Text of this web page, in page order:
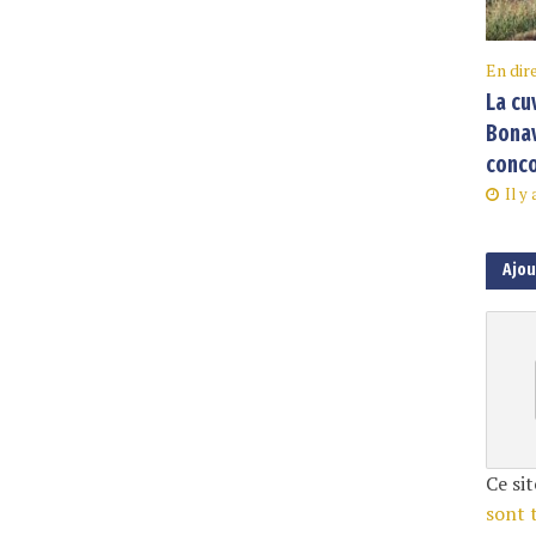
En
La
Il y
Ce
sont